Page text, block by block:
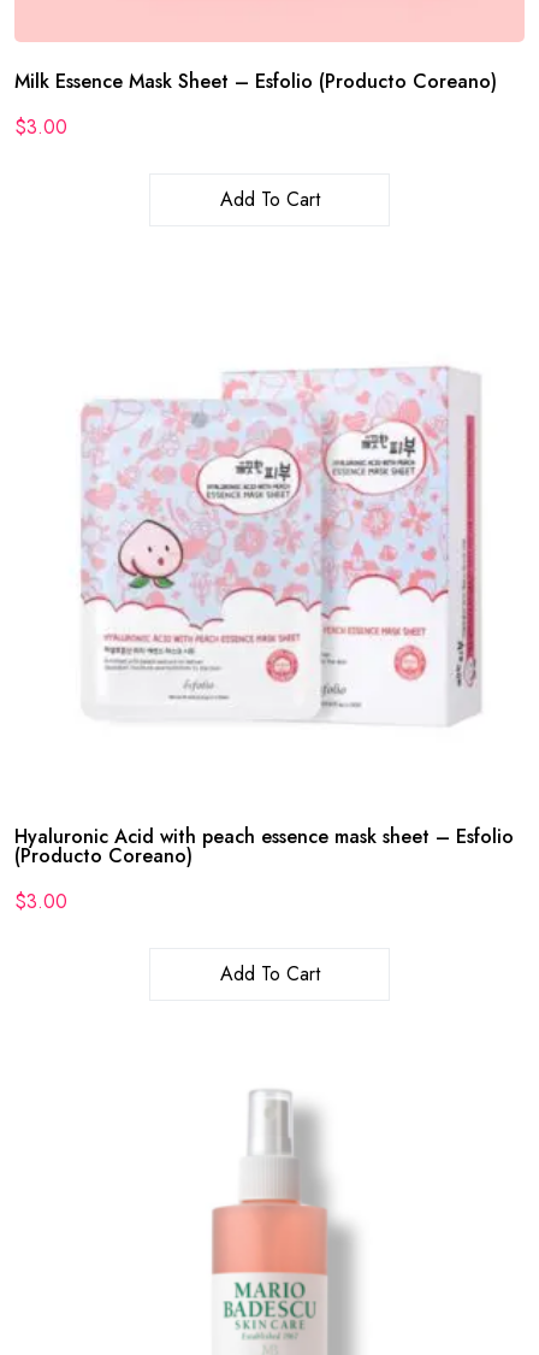
Milk Essence Mask Sheet – Esfolio (Producto Coreano)
$3.00
Add To Cart
Hyaluronic Acid with peach essence mask sheet – Esfolio
(Producto Coreano)
$3.00
Add To Cart